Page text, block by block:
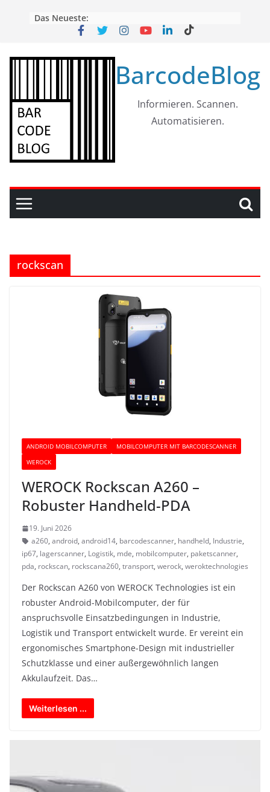
Das Neueste:
BarcodeBlog
Informieren. Scannen.
Automatisieren.
rockscan
ANDROID MOBILCOMPUTER
MOBILCOMPUTER MIT BARCODESCANNER
WEROCK
WEROCK Rockscan A260 –
Robuster Handheld-PDA
19. Juni 2026
a260, android, android14, barcodescanner, handheld, Industrie,
ip67, lagerscanner, Logistik, mde, mobilcomputer, paketscanner,
pda, rockscan, rockscana260, transport, werock, weroktechnologies
Der Rockscan A260 von WEROCK Technologies ist ein
robuster Android-Mobilcomputer, der für
anspruchsvolle Einsatzbedingungen in Industrie,
Logistik und Transport entwickelt wurde. Er vereint ein
ergonomisches Smartphone-Design mit industrieller
Schutzklasse und einer außergewöhnlich langen
Akkulaufzeit. Das…
Weiterlesen ...